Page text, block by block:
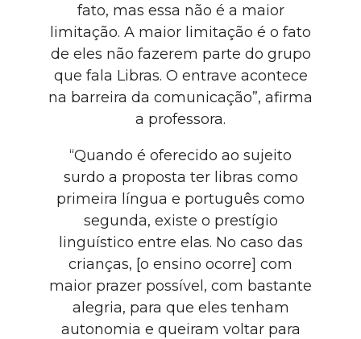
fato, mas essa não é a maior
limitação. A maior limitação é o fato
de eles não fazerem parte do grupo
que fala Libras. O entrave acontece
na barreira da comunicação”, afirma
a professora.
“Quando é oferecido ao sujeito
surdo a proposta ter libras como
primeira língua e português como
segunda, existe o prestígio
linguístico entre elas. No caso das
crianças, [o ensino ocorre] com
maior prazer possível, com bastante
alegria, para que eles tenham
autonomia e queiram voltar para